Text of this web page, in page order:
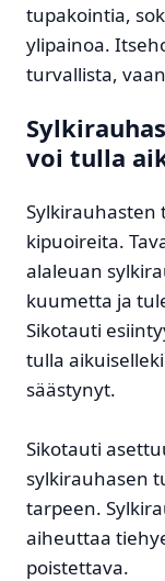
tupakointia,
ylipainoa.
turvallista,
voi tulla
Sylkirauhasten
kipuoireita.
alaleuan
kuumetta ja
Sikotauti
tulla
säästynyt.
Sikotauti
sylkirauhasen
tarpeen.
aiheuttaa
poistettava.